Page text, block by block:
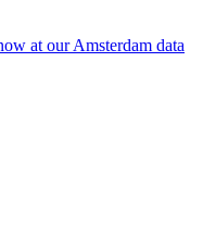
at our Amsterdam data